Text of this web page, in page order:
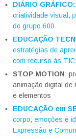
DIÁRIO GRÁFICO:
criatividade visual,
do grupo 600
EDUCAÇÃO
estratégias de
com recurso às TIC
STOP MOTION:
animação digital de
e elementos
EDUCAÇÃO em
corpo, emoções e
Expressão e